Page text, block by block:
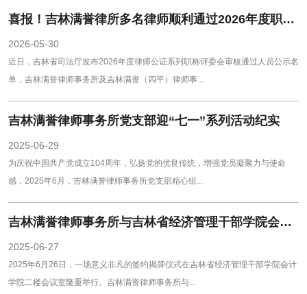
喜报！吉林满誉律所多名律师顺利通过2026年度职称评审审核
2026-05-30
近日，吉林省司法厅发布2026年度律师公证系列职称评委会审核通过人员公示名
单，吉林满誉律师事务所及吉林满誉（四平）律师事...
吉林满誉律师事务所党支部迎“七一”系列活动纪实
2025-06-29
为庆祝中国共产党成立104周年，弘扬党的优良传统，增强党员凝聚力与使命
感，2025年6月，吉林满誉律师事务所党支部精心组...
吉林满誉律师事务所与吉林省经济管理干部学院会计学院开启校企合作新篇章
2025-06-27
2025年6月26日，一场意义非凡的签约揭牌仪式在吉林省经济管理干部学院会计
学院二楼会议室隆重举行。吉林满誉律师事务所与...